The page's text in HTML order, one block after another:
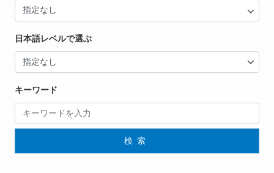
日本語レベルで選ぶ
キーワード
検索